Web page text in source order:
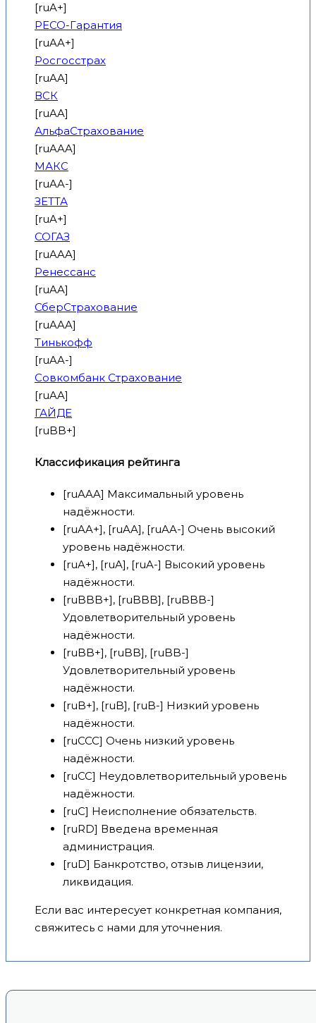
[ruA+]
РЕСО-Гарантия
[ruAA+]
Росгосстрах
[ruAA]
ВСК
[ruAA]
АльфаСтрахование
[ruAAA]
МАКС
[ruAA-]
ЗЕТТА
[ruA+]
СОГАЗ
[ruAAA]
Ренессанс
[ruAA]
СберСтрахование
[ruAAA]
Тинькофф
[ruAA-]
Совкомбанк Страхование
[ruAA]
ГАЙДЕ
[ruBB+]
Классификация рейтинга
[ruAAA] Максимальный уровень
надёжности.
[ruAA+], [ruAA], [ruAA-] Очень высокий
уровень надёжности.
[ruA+], [ruA], [ruA-] Высокий уровень
надёжности.
[ruBBB+], [ruBBB], [ruBBB-]
Удовлетворительный уровень
надёжности.
[ruBB+], [ruBB], [ruBB-]
Удовлетворительный уровень
надёжности.
[ruB+], [ruB], [ruB-] Низкий уровень
надёжности.
[ruCCC] Очень низкий уровень
надёжности.
[ruCC] Неудовлетворительный уровень
надёжности.
[ruC] Неисполнение обязательств.
[ruRD] Введена временная
администрация.
[ruD] Банкротство, отзыв лицензии,
ликвидация.
Если вас интересует конкретная компания,
свяжитесь с нами для уточнения.